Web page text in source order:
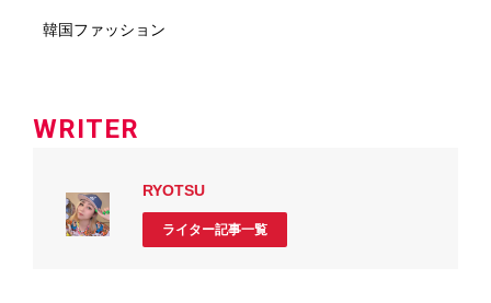
韓国ファッション
WRITER
RYOTSU
ライター記事一覧